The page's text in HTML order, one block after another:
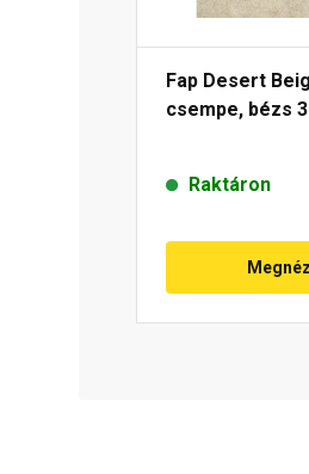
Fap Desert
csempe, bézs
Raktáron